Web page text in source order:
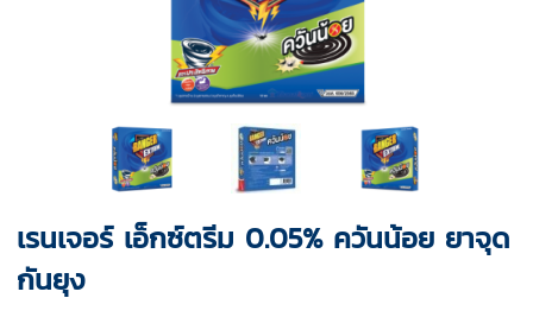
เรนเจอร์ เอ็กซ์ตรีม 0.05% ควันน้อย ยาจุด
กันยุง